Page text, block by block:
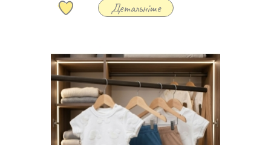
Детальніше